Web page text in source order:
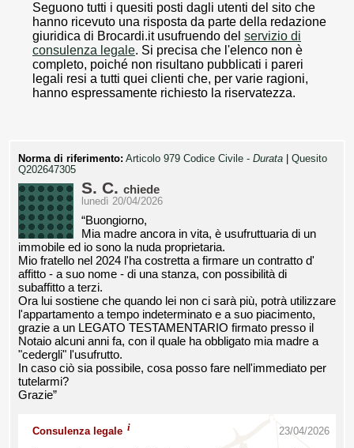
Seguono tutti i quesiti posti dagli utenti del sito che
hanno ricevuto una risposta da parte della redazione
giuridica di Brocardi.it usufruendo del servizio di
consulenza legale. Si precisa che l'elenco non è
completo, poiché non risultano pubblicati i pareri
legali resi a tutti quei clienti che, per varie ragioni,
hanno espressamente richiesto la riservatezza.
Norma di riferimento: Articolo 979 Codice Civile - Durata
Quesito
Q202647305
S. C. chiede
lunedì 20/04/2026
“Buongiorno,
Mia madre ancora in vita, è usufruttuaria di un
immobile ed io sono la nuda proprietaria.
Mio fratello nel 2024 l'ha costretta a firmare un contratto d'
affitto - a suo nome - di una stanza, con possibilità di
subaffitto a terzi.
Ora lui sostiene che quando lei non ci sarà più, potrà utilizzare
l'appartamento a tempo indeterminato e a suo piacimento,
grazie a un LEGATO TESTAMENTARIO firmato presso il
Notaio alcuni anni fa, con il quale ha obbligato mia madre a
"cedergli" l'usufrutto.
In caso ciò sia possibile, cosa posso fare nell'immediato per
tutelarmi?
Grazie”
Consulenza legale i 23/04/2026